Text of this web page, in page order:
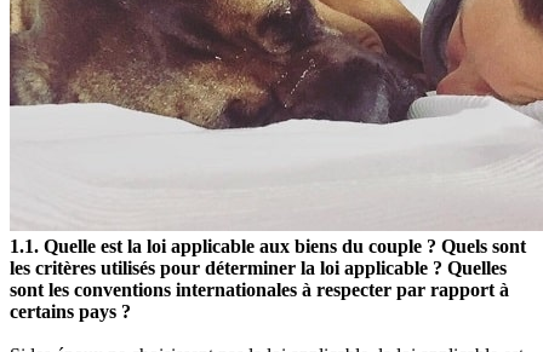
1.1. Quelle est la loi applicable aux biens du couple ? Quels sont
les critères utilisés pour déterminer la loi applicable ? Quelles
sont les conventions internationales à respecter par rapport à
certains pays ?